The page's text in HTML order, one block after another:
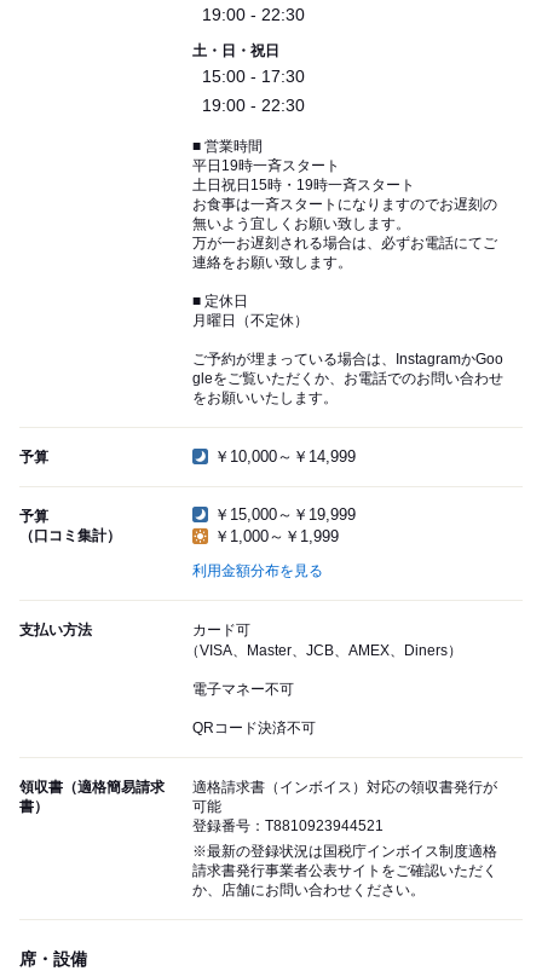
19:00 - 22:30
土・日・祝日
15:00 - 17:30
19:00 - 22:30
■ 営業時間
平日19時一斉スタート
土日祝日15時・19時一斉スタート
お食事は一斉スタートになりますのでお遅刻の
無いよう宜しくお願い致します。
万が一お遅刻される場合は、必ずお電話にてご
連絡をお願い致します。
■ 定休日
月曜日（不定休）
ご予約が埋まっている場合は、InstagramかGoo
gleをご覧いただくか、お電話でのお問い合わせ
をお願いいたします。
予算 ￥10,000～￥14,999
予算
（口コミ集計）
￥15,000～￥19,999
￥1,000～￥1,999
利用金額分布を見る
支払い方法
カード可
（VISA、Master、JCB、AMEX、Diners）
電子マネー不可
QRコード決済不可
領収書（適格簡易請求
書）
適格請求書（インボイス）対応の領収書発行が
可能
登録番号：T8810923944521
※最新の登録状況は国税庁インボイス制度適格
請求書発行事業者公表サイトをご確認いただく
か、店舗にお問い合わせください。
席・設備